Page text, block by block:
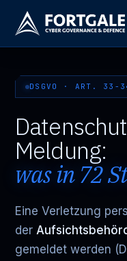
DSGVO · ART. 33-
Meldung:
was in 72
Eine Verletzung
der
gemeldet werden